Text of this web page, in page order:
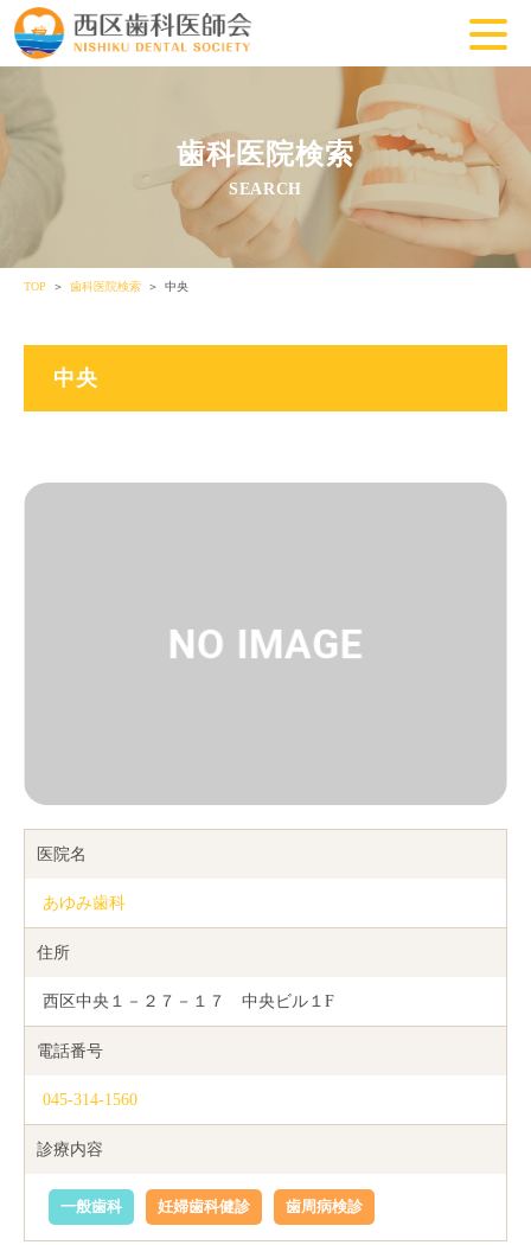
歯科医院検索
SEARCH
TOP 歯科医院検索 中央
中央
医院名
あゆみ歯科
住所
西区中央１－２７－１７ 中央ビル１F
電話番号
045-314-1560
診療内容
一般歯科 妊婦歯科健診 歯周病検診